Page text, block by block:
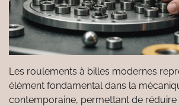
Les roulements à billes modernes
élément fondamental dans la
contemporaine, permettant de